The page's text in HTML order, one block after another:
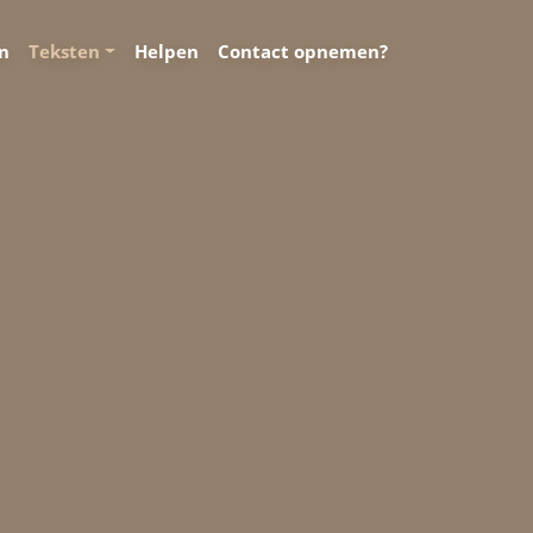
Teksten Helpen Contact opnemen?